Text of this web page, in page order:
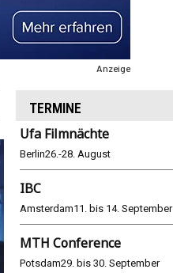
Anzeige
TERMINE
Ufa Filmnächte
Berlin26.-28. August
IBC
Amsterdam11. bis 14. September
MTH Conference
Potsdam29. bis 30. September